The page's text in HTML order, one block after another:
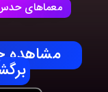
معماهای
مشاهده